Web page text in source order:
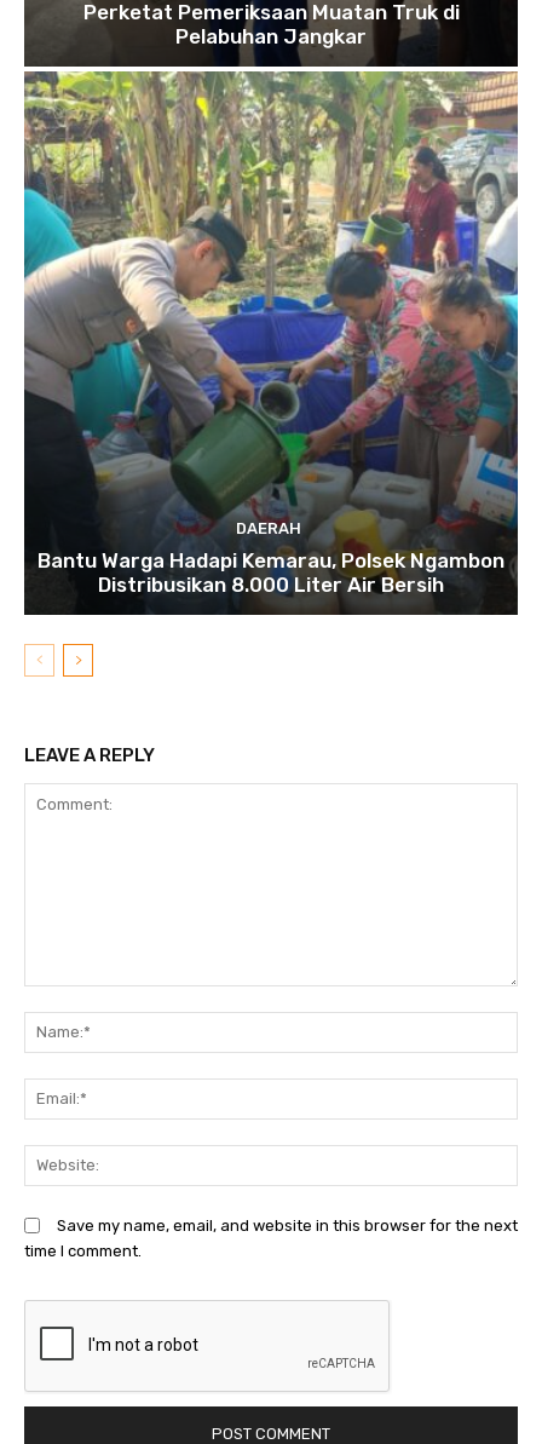
Perketat Pemeriksaan Muatan Truk di
Pelabuhan Jangkar
DAERAH
Bantu Warga Hadapi Kemarau, Polsek Ngambon
Distribusikan 8.000 Liter Air Bersih
LEAVE A REPLY
Save my name, email, and website in this browser for the next
time I comment.